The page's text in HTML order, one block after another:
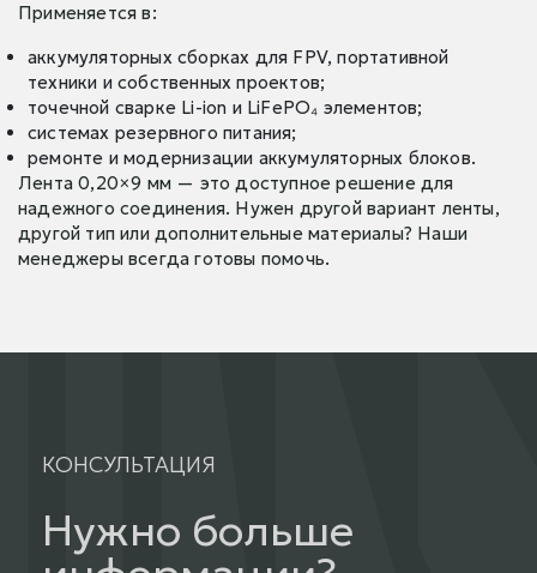
Применяется в:
аккумуляторных сборках для FPV, портативной
техники и собственных проектов;
точечной сварке Li-ion и LiFePO₄ элементов;
системах резервного питания;
ремонте и модернизации аккумуляторных блоков.
Лента 0,20×9 мм — это доступное решение для
надежного соединения. Нужен другой вариант ленты,
другой тип или дополнительные материалы? Наши
менеджеры всегда готовы помочь.
КОНСУЛЬТАЦИЯ
Нужно больше